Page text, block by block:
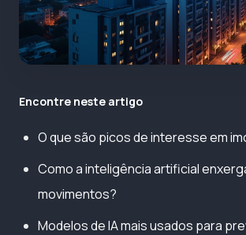
Encontre neste artigo
O que são picos de interesse em
Como a inteligência artificial
movimentos?
Modelos de IA mais usados para